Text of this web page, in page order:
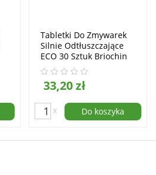
Tabletki Do Zmywarek
Silnie Odtłuszczające
ECO 30 Sztuk Briochin
33,20 zł
x Do koszyka